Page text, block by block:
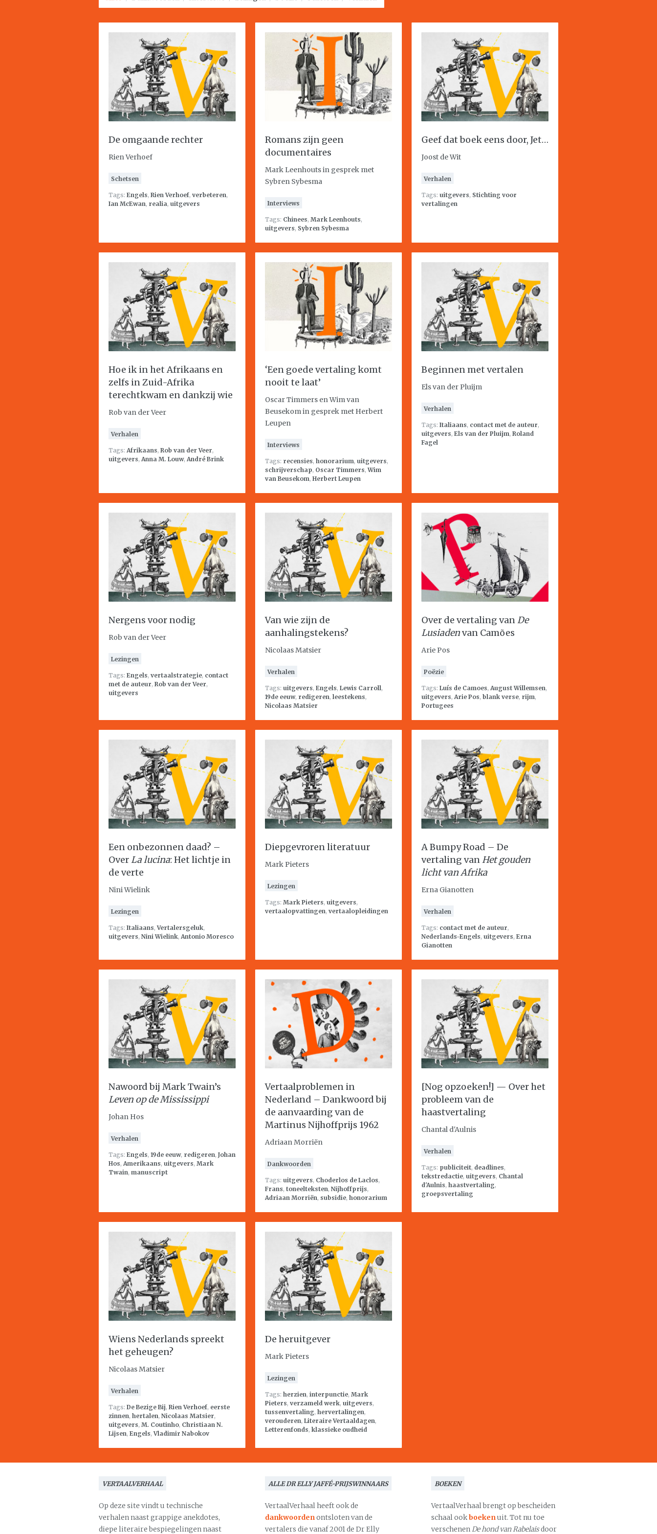
De omgaande rechter
Rien Verhoef
Schetsen
Tags: Engels, Rien Verhoef, verbeteren,
Ian McEwan, realia, uitgevers
Romans zijn geen
documentaires
Mark Leenhouts in gesprek met
Sybren Sybesma
Interviews
Tags: Chinees, Mark Leenhouts,
uitgevers, Sybren Sybesma
Geef dat boek eens door, Jet…
Joost de Wit
Verhalen
Tags: uitgevers, Stichting voor
vertalingen
Hoe ik in het Afrikaans en
zelfs in Zuid-Afrika
terechtkwam en dankzij wie
Rob van der Veer
Verhalen
Tags: Afrikaans, Rob van der Veer,
uitgevers, Anna M. Louw, André Brink
‘Een goede vertaling komt
nooit te laat’
Oscar Timmers en Wim van
Beusekom in gesprek met Herbert
Leupen
Interviews
Tags: recensies, honorarium, uitgevers,
schrijverschap, Oscar Timmers,Wim
van Beusekom, Herbert Leupen
Beginnen met vertalen
Els van der Pluijm
Verhalen
Tags: Italiaans, contact met de auteur,
uitgevers, Els van der Pluijm, Roland
Fagel
Nergens voor nodig
Rob van der Veer
Lezingen
Tags: Engels, vertaalstrategie, contact
met de auteur, Rob van der Veer,
uitgevers
Van wie zijn de
aanhalingstekens?
Nicolaas Matsier
Verhalen
Tags: uitgevers, Engels, Lewis Carroll,
19de eeuw, redigeren, leestekens,
Nicolaas Matsier
Over de vertaling vanDe
Lusiadenvan Camões
Arie Pos
Poëzie
Tags: Luís de Camoes, August Willemsen,
uitgevers, Arie Pos, blank verse, rijm,
Portugees
Een onbezonnen daad? –
OverLa lucina: Het lichtje in
de verte
Nini Wielink
Lezingen
Tags: Italiaans,Vertalersgeluk,
uitgevers, Nini Wielink, Antonio Moresco
Diepgevroren literatuur
Mark Pieters
Lezingen
Tags: Mark Pieters, uitgevers,
vertaalopvattingen, vertaalopleidingen
A Bumpy Road – De
vertaling vanHet gouden
licht van Afrika
Erna Gianotten
Verhalen
Tags: contact met de auteur,
Nederlands-Engels, uitgevers, Erna
Gianotten
Nawoord bij Mark Twain’s
Leven op de Mississippi
Johan Hos
Verhalen
Tags: Engels, 19de eeuw, redigeren, Johan
Hos, Amerikaans, uitgevers, Mark
Twain, manuscript
Vertaalproblemen in
Nederland – Dankwoord bij
de aanvaarding van de
Martinus Nijhoffprijs 1962
Adriaan Morriën
Dankwoorden
Tags: uitgevers, Choderlos de Laclos,
Frans, toneelteksten, Nijhoffprijs,
Adriaan Morriën, subsidie, honorarium
[Nog opzoeken!] — Over het
probleem van de
haastvertaling
Chantal d'Aulnis
Verhalen
Tags: publiciteit, deadlines,
tekstredactie, uitgevers, Chantal
d'Aulnis, haastvertaling,
groepsvertaling
Wiens Nederlands spreekt
het geheugen?
Nicolaas Matsier
Verhalen
Tags: De Bezige Bij, Rien Verhoef, eerste
zinnen, hertalen, Nicolaas Matsier,
uitgevers, M. Coutinho, Christiaan N.
Lijsen, Engels,Vladimir Nabokov
De heruitgever
Mark Pieters
Lezingen
Tags: herzien, interpunctie, Mark
Pieters, verzameld werk, uitgevers,
tussenvertaling, hervertalingen,
verouderen, Literaire Vertaaldagen,
Letterenfonds, klassieke oudheid
VERTAALVERHAAL
Op deze site vindt u technische
verhalen naast grappige anekdotes,
diepe literaire bespiegelingen naast
ALLE DR ELLY JAFFÉ-PRIJSWINNAARS
VertaalVerhaal heeft ook de
dankwoordenontsloten van de
vertalers die vanaf 2001 de Dr Elly
BOEKEN
VertaalVerhaal brengt op bescheiden
schaal ookboekenuit. Tot nu toe
verschenenDe hond van Rabelaisdoor